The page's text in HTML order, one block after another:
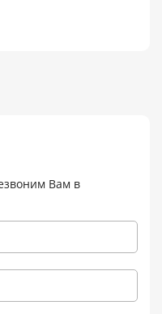
Вам в